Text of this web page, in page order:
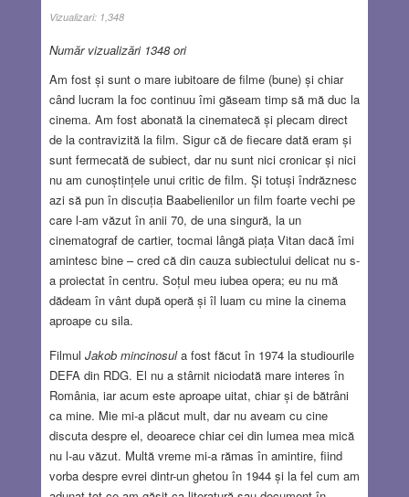
Vizualizari: 1,348
Număr vizualizări 1348 ori
Am fost și sunt o mare iubitoare de filme (bune) și chiar
când lucram la foc continuu îmi găseam timp să mă duc la
cinema. Am fost abonată la cinematecă și plecam direct
de la contravizită la film. Sigur că de fiecare dată eram și
sunt fermecată de subiect, dar nu sunt nici cronicar și nici
nu am cunoștințele unui critic de film. Și totuși îndrăznesc
azi să pun în discuția Baabelienilor un film foarte vechi pe
care l-am văzut în anii 70, de una singură, la un
cinematograf de cartier, tocmai lângă piața Vitan dacă îmi
amintesc bine – cred că din cauza subiectului delicat nu s-
a proiectat în centru. Soțul meu iubea opera; eu nu mă
dădeam în vânt după operă și îl luam cu mine la cinema
aproape cu sila.
Filmul Jakob mincinosula fost făcut în 1974 la studiourile
DEFA din RDG. El nu a stârnit niciodată mare interes în
România, iar acum este aproape uitat, chiar și de bătrâni
ca mine. Mie mi-a plăcut mult, dar nu aveam cu cine
discuta despre el, deoarece chiar cei din lumea mea mică
nu l-au văzut. Multă vreme mi-a rămas în amintire, fiind
vorba despre evrei dintr-un ghetou în 1944 și la fel cum am